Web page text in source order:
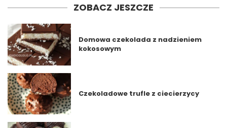
ZOBACZ JESZCZE
Domowa czekolada z nadzieniem
kokosowym
Czekoladowe trufle z ciecierzycy